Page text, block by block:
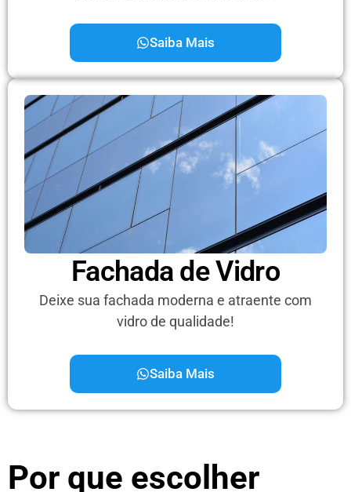
Saiba Mais
Fachada de Vidro
Deixe sua fachada moderna e atraente com
vidro de qualidade!
Saiba Mais
Por que escolher